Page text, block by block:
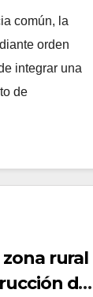
común, la
orden
integrar una
de
rural
de